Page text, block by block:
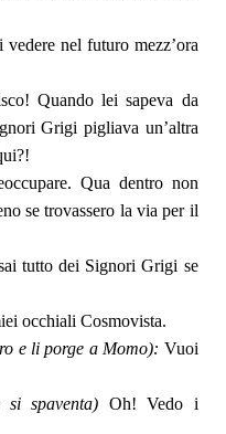
nel futuro mezz’ora
Quando lei sapeva da
Grigi pigliava un’altra
Qua dentro non
se trovassero la via per il
tutto dei Signori Grigi se
occhiali Cosmovista.
e li porge a Momo): Vuoi
spaventa) Oh! Vedo i